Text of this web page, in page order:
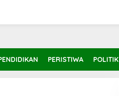
PERISTIWA POLITIK